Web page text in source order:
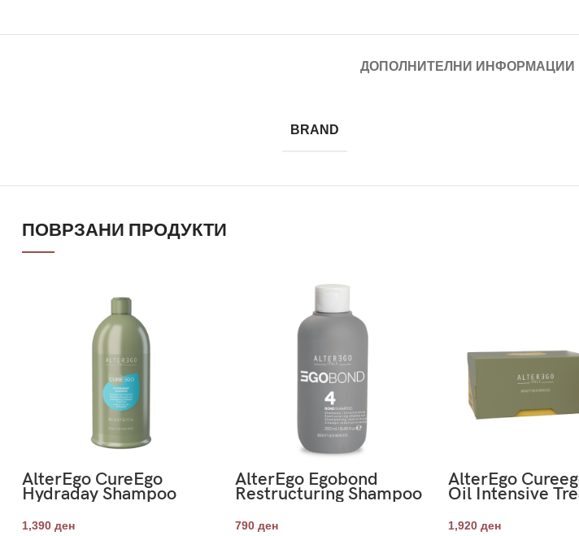
ДОПОЛНИТЕЛНИ ИНФОРМАЦИИ
BRAND
ПОВРЗАНИ ПРОДУКТИ
AlterEgo CureEgo
Hydraday Shampoo
Frequent Use 950ml
1,390 ден
AlterEgo Egobond
Restructuring Shampoo
250ml-Чекор 4
790 ден
AlterEgo
Oil Intensive
1,920 ден